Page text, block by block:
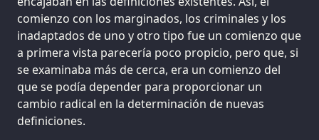
comienzo con los marginados, los criminales y los
inadaptados de uno y otro tipo fue un comienzo que
a primera vista parecería poco propicio, pero que, si
se examinaba más de cerca, era un comienzo del
que se podía depender para proporcionar un
cambio radical en la determinación de nuevas
definiciones.